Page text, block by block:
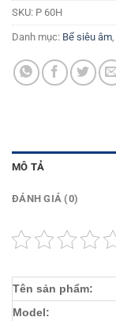
SKU: P 60H
Danh mục: Bể siêu âm,
MÔ TẢ
ĐÁNH GIÁ (0)
Tên sản phẩm:
Model: